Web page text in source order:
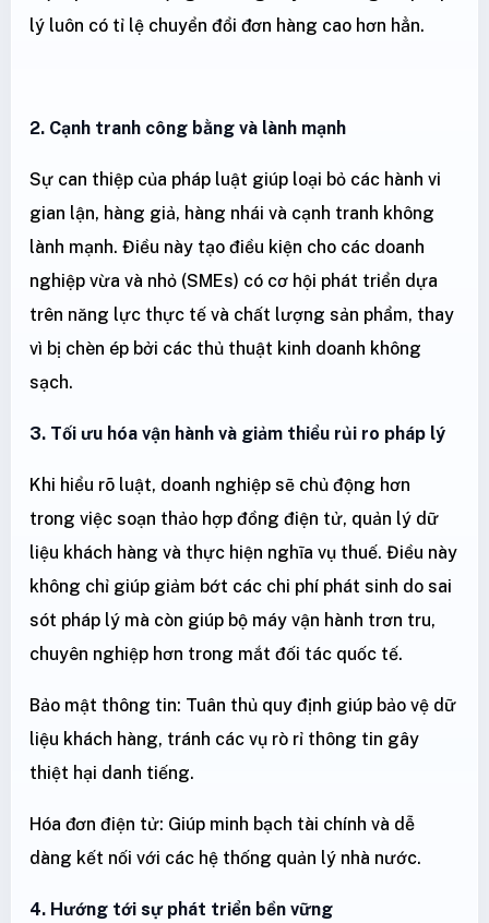
lý luôn có tỉ lệ chuyển đổi đơn hàng cao hơn hẳn.
2. Cạnh tranh công bằng và lành mạnh
Sự can thiệp của pháp luật giúp loại bỏ các hành vi
gian lận, hàng giả, hàng nhái và cạnh tranh không
lành mạnh. Điều này tạo điều kiện cho các doanh
nghiệp vừa và nhỏ (SMEs) có cơ hội phát triển dựa
trên năng lực thực tế và chất lượng sản phẩm, thay
vì bị chèn ép bởi các thủ thuật kinh doanh không
sạch.
3. Tối ưu hóa vận hành và giảm thiểu rủi ro pháp lý
Khi hiểu rõ luật, doanh nghiệp sẽ chủ động hơn
trong việc soạn thảo hợp đồng điện tử, quản lý dữ
liệu khách hàng và thực hiện nghĩa vụ thuế. Điều này
không chỉ giúp giảm bớt các chi phí phát sinh do sai
sót pháp lý mà còn giúp bộ máy vận hành trơn tru,
chuyên nghiệp hơn trong mắt đối tác quốc tế.
Bảo mật thông tin: Tuân thủ quy định giúp bảo vệ dữ
liệu khách hàng, tránh các vụ rò rỉ thông tin gây
thiệt hại danh tiếng.
Hóa đơn điện tử: Giúp minh bạch tài chính và dễ
dàng kết nối với các hệ thống quản lý nhà nước.
4. Hướng tới sự phát triển bền vững